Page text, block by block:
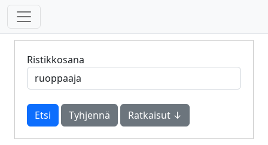
Ristikkosana
Tyhjennä Ratkaisut ↓